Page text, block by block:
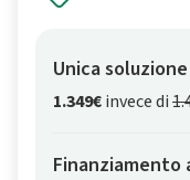
Unica soluzione
1.349€invece di
Finanziamento